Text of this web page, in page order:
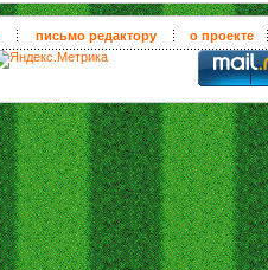
письмо редактору о проекте